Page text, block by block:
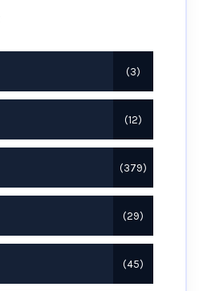
3
12
379
29
45